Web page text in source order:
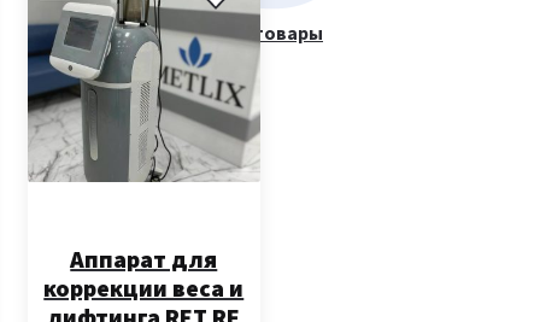
Все товары
Аппарат для
коррекции веса и